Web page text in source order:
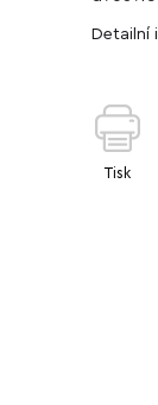
Detailní
Tisk